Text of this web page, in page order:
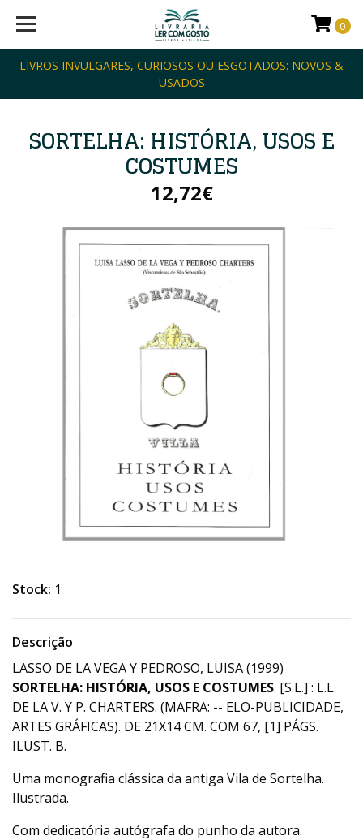
LIVROS INVULGARES, CURIOSOS OU ESGOTADOS: NOVOS &
USADOS
0
SORTELHA: HISTÓRIA, USOS E
COSTUMES
12,72€
Stock: 1
Descrição
LASSO DE LA VEGA Y PEDROSO, LUISA (1999)
SORTELHA: HISTÓRIA, USOS E COSTUMES. [S.L.] : L.L.
DE LA V. Y P. CHARTERS. (MAFRA: -- ELO-PUBLICIDADE,
ARTES GRÁFICAS). DE 21X14 CM. COM 67, [1] PÁGS.
ILUST. B.
Uma monografia clássica da antiga Vila de Sortelha.
Ilustrada.
Com dedicatória autógrafa do punho da autora.